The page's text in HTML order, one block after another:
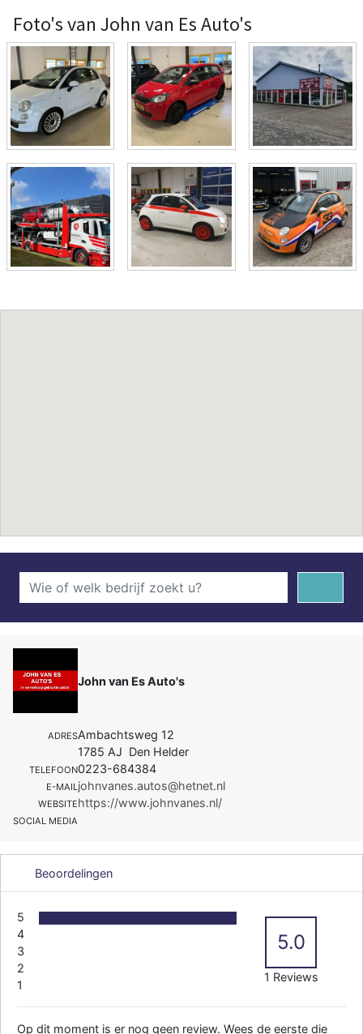
Foto's van John van Es Auto's
John van Es Auto's
ADRESAmbachtsweg 12
1785 AJ Den Helder
TELEFOON0223-684384
E-MAILjohnvanes.autos@hetnet.nl
WEBSITEhttps://www.johnvanes.nl/
SOCIAL MEDIA
Beoordelingen
5
4
3
2
1
5.0
1 Reviews
Op dit moment is er nog geen review. Wees de eerste die